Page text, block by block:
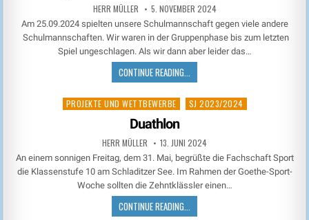
HERR MÜLLER 5. NOVEMBER 2024
Am 25.09.2024 spielten unsere Schulmannschaft gegen viele andere
Schulmannschaften. Wir waren in der Gruppenphase bis zum letzten
Spiel ungeschlagen. Als wir dann aber leider das…
CONTINUE READING...
Posted
PROJEKTE UND WETTBEWERBE SJ 2023/2024
Duathlon
HERR MÜLLER 13. JUNI 2024
An einem sonnigen Freitag, dem 31. Mai, begrüßte die Fachschaft Sport
die Klassenstufe 10 am Schladitzer See. Im Rahmen der Goethe-Sport-
Woche sollten die Zehntklässler einen…
CONTINUE READING...